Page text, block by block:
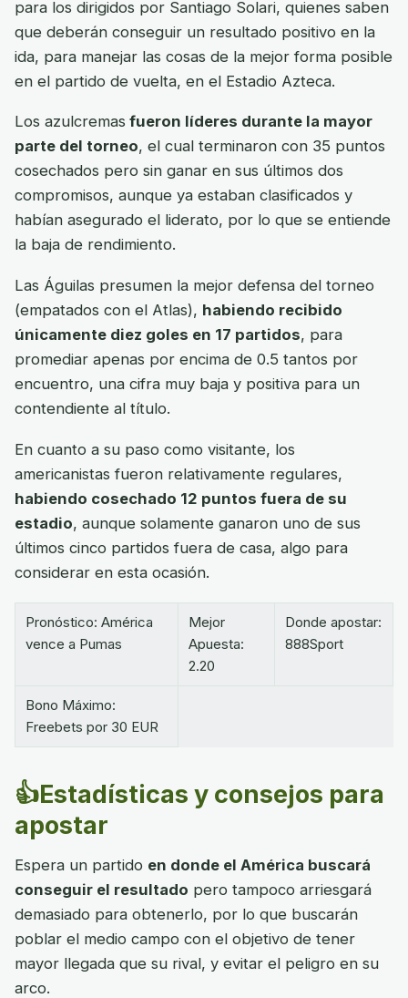
para los dirigidos por Santiago Solari, quienes saben
que deberán conseguir un resultado positivo en la
ida, para manejar las cosas de la mejor forma posible
en el partido de vuelta, en el Estadio Azteca.
Los azulcremas fueron líderes durante la mayor
parte del torneo, el cual terminaron con 35 puntos
cosechados pero sin ganar en sus últimos dos
compromisos, aunque ya estaban clasificados y
habían asegurado el liderato, por lo que se entiende
la baja de rendimiento.
Las Águilas presumen la mejor defensa del torneo
(empatados con el Atlas), habiendo recibido
únicamente diez goles en 17 partidos, para
promediar apenas por encima de 0.5 tantos por
encuentro, una cifra muy baja y positiva para un
contendiente al título.
En cuanto a su paso como visitante, los
americanistas fueron relativamente regulares,
habiendo cosechado 12 puntos fuera de su
estadio, aunque solamente ganaron uno de sus
últimos cinco partidos fuera de casa, algo para
considerar en esta ocasión.
Pronóstico: América
vence a Pumas
Mejor
Apuesta:
2.20
Donde apostar:
888Sport
Bono Máximo:
Freebets por 30 EUR
👍Estadísticas y consejos para
apostar
Espera un partido en donde el América buscará
conseguir el resultado pero tampoco arriesgará
demasiado para obtenerlo, por lo que buscarán
poblar el medio campo con el objetivo de tener
mayor llegada que su rival, y evitar el peligro en su
arco.